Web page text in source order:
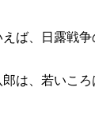
ば、日露戦
は、若いこ